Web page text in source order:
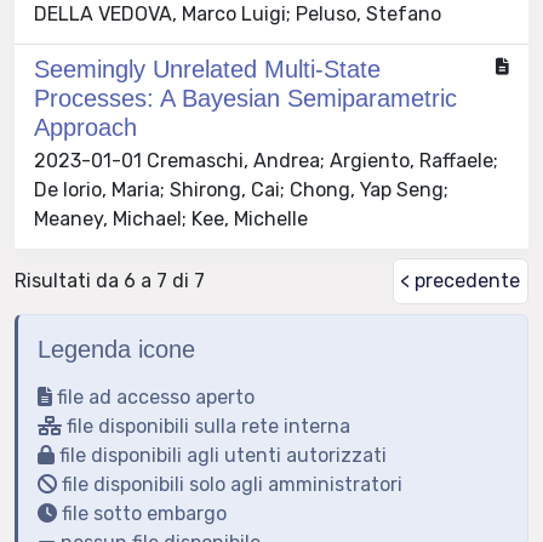
DELLA VEDOVA, Marco Luigi; Peluso, Stefano
Seemingly Unrelated Multi-State
Processes: A Bayesian Semiparametric
Approach
2023-01-01 Cremaschi, Andrea; Argiento, Raffaele;
De Iorio, Maria; Shirong, Cai; Chong, Yap Seng;
Meaney, Michael; Kee, Michelle
Risultati da 6 a 7 di 7 < precedente
Legenda icone
file ad accesso aperto
file disponibili sulla rete interna
file disponibili agli utenti autorizzati
file disponibili solo agli amministratori
file sotto embargo